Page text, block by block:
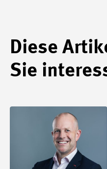
Diese
Sie